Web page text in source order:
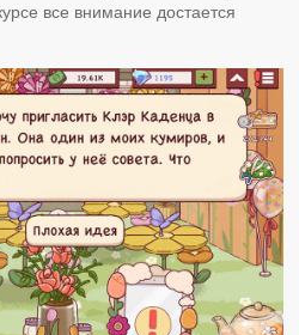
все внимание достается